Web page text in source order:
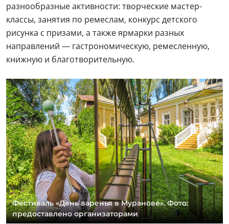
разнообразные активности: творческие мастер-
классы, занятия по ремеслам, конкурс детского
рисунка с призами, а также ярмарки разных
направлений — гастрономическую, ремесленную,
книжную и благотворительную.
Фестиваль «День варенья в Муранове». Фото:
предоставлено организаторами